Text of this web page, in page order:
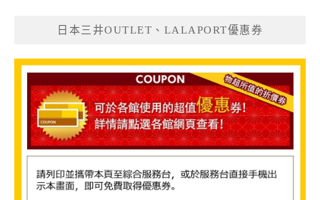
日本三井OUTLET、LALAPORT優惠券